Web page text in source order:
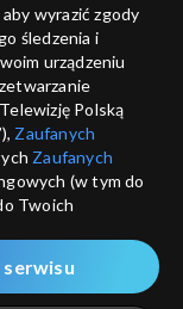
wyrazić zgody
śledzenia i
urządzeniu
Polską
Zaufanych
Zaufanych
(w tym do
Twoich